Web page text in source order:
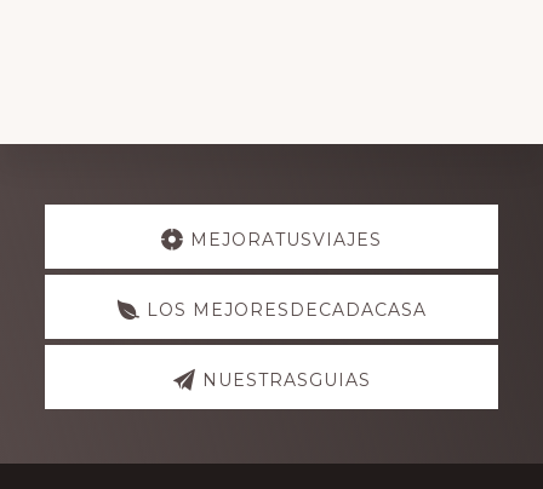
Explore
MEJORATUSVIAJES
LOS MEJORESDECADACASA
NUESTRASGUIAS